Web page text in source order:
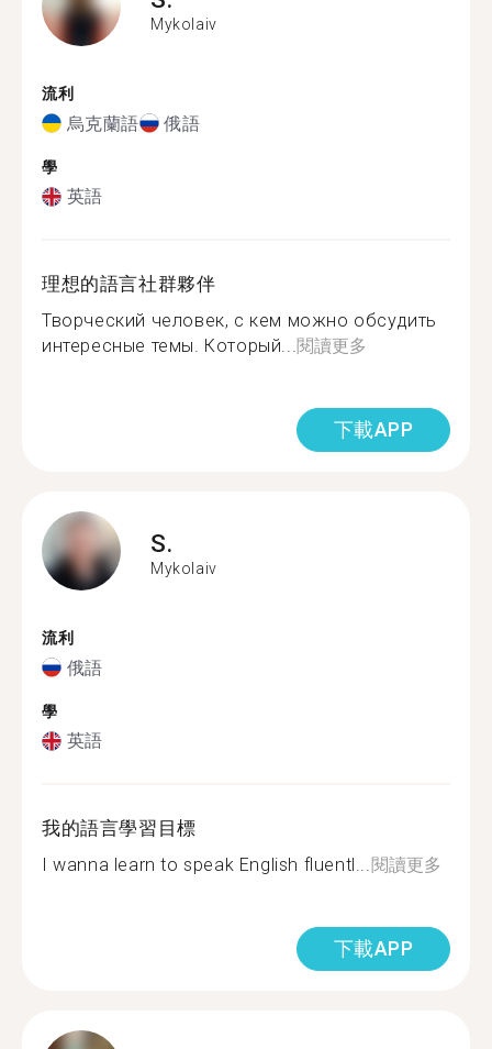
Mykolaiv
流利
烏克蘭語 俄語
學
英語
理想的語言社群夥伴
Творческий человек, с кем можно обсудить
интересные темы. Который...閱讀更多
下載APP
S.
Mykolaiv
流利
俄語
學
英語
我的語言學習目標
I wanna learn to speak English fluentl...閱讀更多
下載APP